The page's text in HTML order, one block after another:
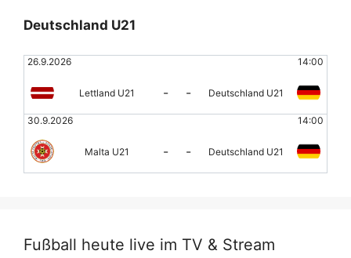
Deutschland U21
26.9.2026 14:00
Lettland U21 - - Deutschland U21
30.9.2026 14:00
Malta U21 - - Deutschland U21
Fußball heute live im TV & Stream